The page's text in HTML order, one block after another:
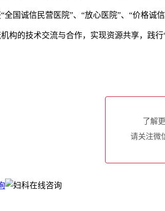
诚信民营医院”、“放心医院”、“价格诚信
的技术交流与合作，实现资源共享，践行
了解
请关注微